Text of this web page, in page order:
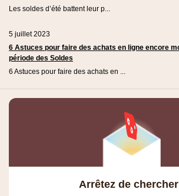
Les soldes d’été battent leur p...
5 juillet 2023
6 Astuces pour faire des achats en ligne encore
période des Soldes
6 Astuces pour faire des achats en ...
Arrêtez de